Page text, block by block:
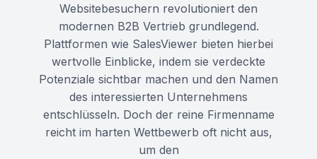
Websitebesuchern revolutioniert den
modernen B2B Vertrieb grundlegend.
Plattformen wie SalesViewer bieten hierbei
wertvolle Einblicke, indem sie verdeckte
Potenziale sichtbar machen und den Namen
des interessierten Unternehmens
entschlüsseln. Doch der reine Firmenname
reicht im harten Wettbewerb oft nicht aus,
um den